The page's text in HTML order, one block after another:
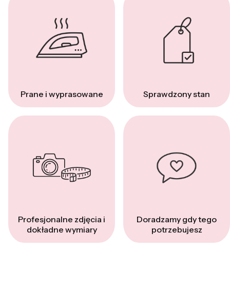
Prane i wyprasowane Sprawdzony stan
Profesjonalne zdjęcia i
dokładne wymiary
Doradzamy gdy tego
potrzebujesz